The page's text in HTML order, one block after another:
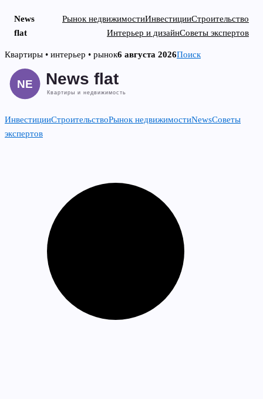
News
flat
Рынок недвижимостиИнвестицииСтроительство
Интерьер и дизайнСоветы экспертов
Skip
content
Квартиры • интерьер • рынок6 августа 2026Поиск
ИнвестицииСтроительствоРынок недвижимостиNewsСоветы
экспертов